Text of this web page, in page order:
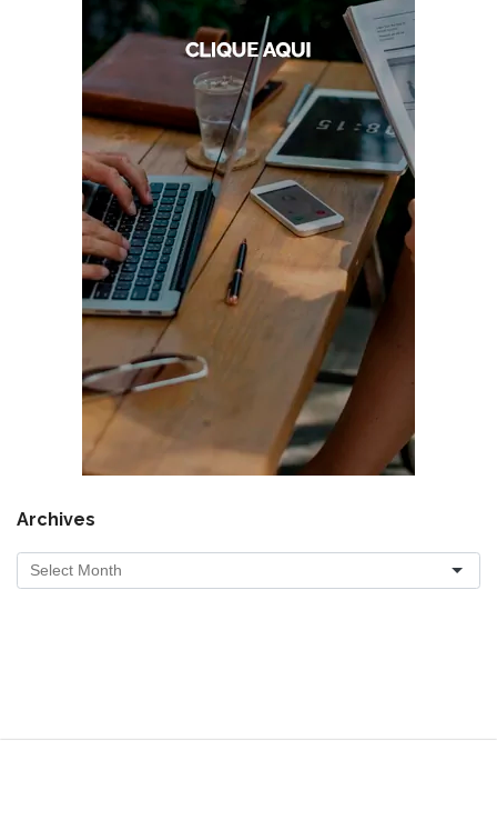
Archives